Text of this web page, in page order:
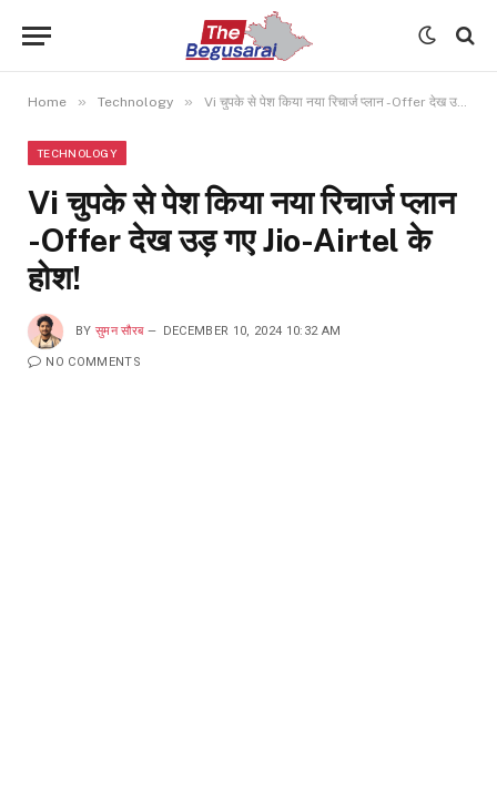
Home » Technology » Vi चुपके से पेश किया नया रिचार्ज प्लान -Offer देख उड़ गए Jio-Airtel के होश!
TECHNOLOGY
Vi चुपके से पेश किया नया रिचार्ज प्लान
-Offer देख उड़ गए Jio-Airtel के
होश!
BY सुमन सौरब DECEMBER 10, 2024 10:32 AM
NO COMMENTS